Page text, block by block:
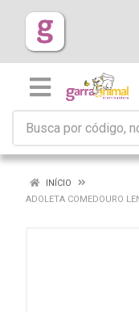
INÍCIO
ADOLETA COMEDOURO